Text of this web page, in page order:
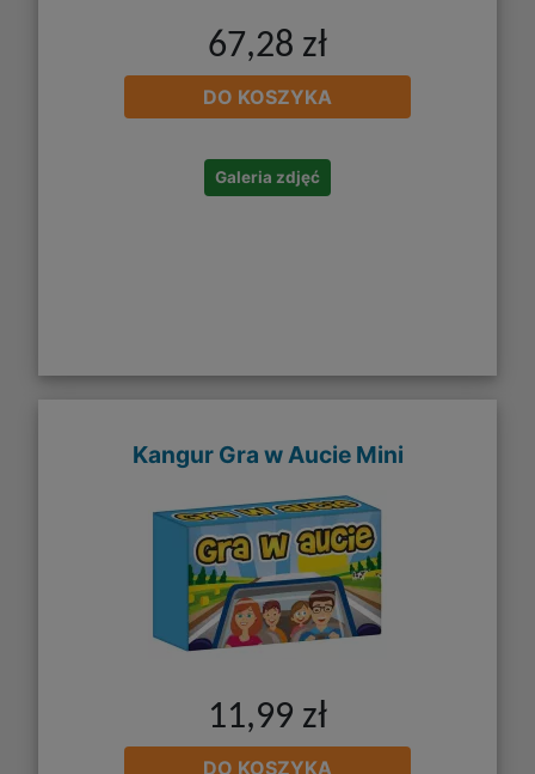
67,28 zł
DO KOSZYKA
Galeria zdjęć
Kangur Gra w Aucie Mini
11,99 zł
DO KOSZYKA